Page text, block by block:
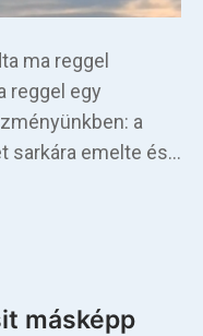
ma reggel
reggel egy
a
sarkára emelte és…
másképp